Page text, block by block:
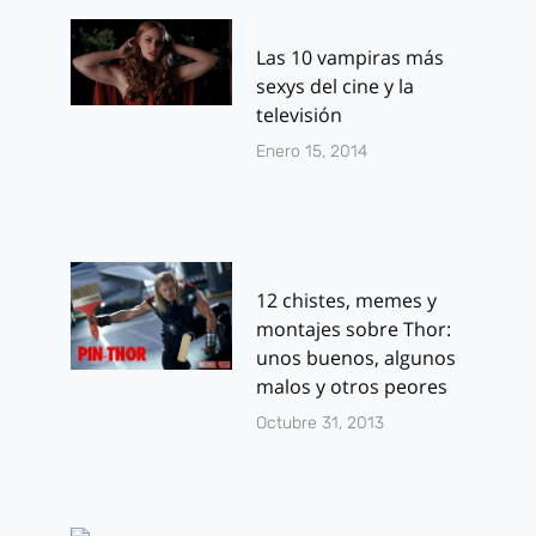
Las 10 vampiras más
sexys del cine y la
televisión
Enero 15, 2014
12 chistes, memes y
montajes sobre Thor:
unos buenos, algunos
malos y otros peores
Octubre 31, 2013